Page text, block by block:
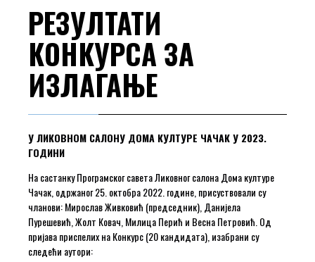
РЕЗУЛТАТИ
КОНКУРСА ЗА
ИЗЛАГАЊЕ
У ЛИКОВНОМ САЛОНУ ДОМА КУЛТУРЕ ЧАЧАК У 2023.
ГОДИНИ
На састанку Програмског савета Ликовног салона Дома културе
Чачак, одржаног 25. октобра 2022. године, присуствовали су
чланови: Mирослав Живковић (председник), Данијела
Пурешевић, Жолт Ковач, Милица Перић и Весна Петровић. Од
пријава приспелих на Конкурс (20 кандидата), изабрани су
следећи аутори: